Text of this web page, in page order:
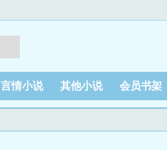
言情小说 其他小说 会员书架